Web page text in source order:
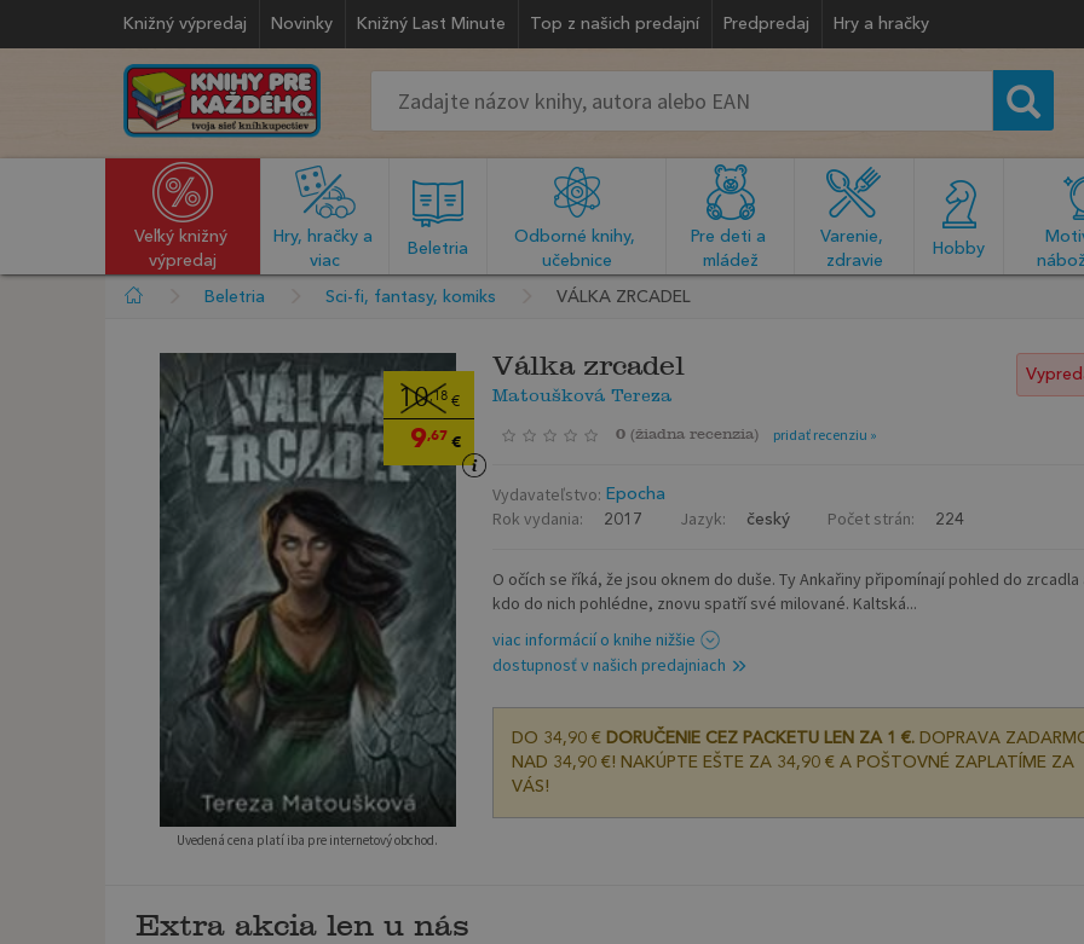
Knižný výpredaj Novinky Knižný Last Minute Top z našich predajní Predpredaj Hry a hračky
Veľký knižný
výpredaj
Hry, hračky a
viac
Beletria
Odborné knihy,
učebnice
Pre deti a
mládež
Varenie,
zdravie
Hobby
Beletria Sci-fi, fantasy, komiks VÁLKA ZRCADEL
10,18 €
9,67 €
Uvedená cena platí iba pre internetový obchod.
Válka zrcadel
Matoušková Tereza
0 (žiadna recenzia) pridať recenziu »
Vydavateľstvo: Epocha
Rok vydania: 2017 Jazyk: český Počet strán: 224
O očích se říká, že jsou oknem do duše. Ty Ankařiny připomínají pohled do zrcadla
kdo do nich pohlédne, znovu spatří své milované. Kaltská...
viac informácií o knihe nižšie
dostupnosť v našich predajniach
DO 34,90 € DORUČENIE CEZ PACKETU LEN ZA 1 €.DOPRAVA
NAD 34,90 €! NAKÚPTE EŠTE ZA 34,90 € A POŠTOVNÉ ZAPLATÍME ZA
VÁS!
Extra akcia len u nás